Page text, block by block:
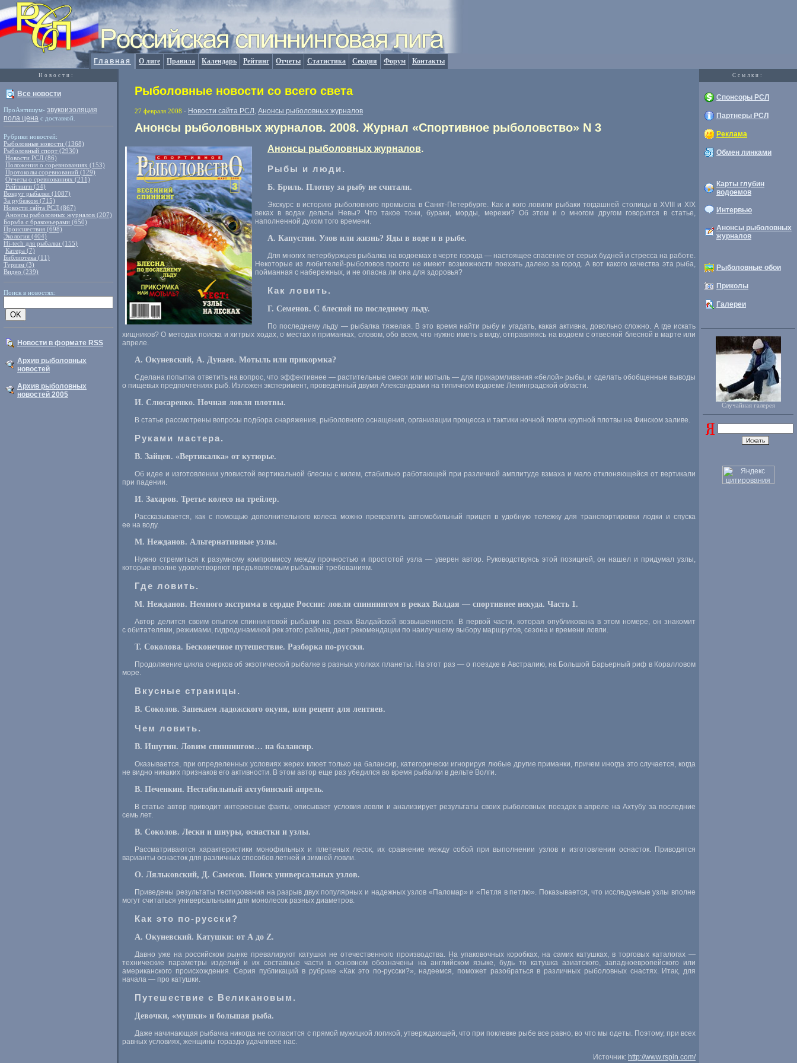
Главная О лиге Правила Календарь Рейтинг Отчеты Статистика Секция Форум Контакты
Новости: Cсылки:
Все новости
ПроАнтишум- звукоизоляция
пола цена с доставкой.
Рубрики новостей:
Рыболовные новости (1368)
Рыболовный спорт (2930)
Новости РСЛ (86)
Положения о соревнованиях (153)
Протоколы соревнований (129)
Отчеты о сревнованиях (211)
Рейтинги (54)
Вокруг рыбалки (1087)
За рубежом (715)
Новости сайта РСЛ (867)
Анонсы рыболовных журналов (207)
Борьба с браконьерами (650)
Происшествия (698)
Экология (404)
Hi-tech для рыбалки (155)
Катера (7)
Библиотека (11)
Туризм (3)
Видео (239)
Поиск в новостях:
Новости в формате RSS
Архив рыболовных
новостей
Архив рыболовных
новостей 2005
Рыболовные новости со всего света
27 февраля 2008 - Новости сайта РСЛ Анонсы рыболовных журналов
Анонсы рыболовных журналов. 2008. Журнал «Спортивное рыболовство» N 3
Анонсы рыболовных журналов.
Рыбы и люди.
Б. Бриль. Плотву за рыбу не считали.
Экскурс в историю рыболовного промысла в Санкт-Петербурге. Как и кого ловили рыбаки тогдашней столицы в XVIII и XIX
веках в водах дельты Невы? Что такое тони, бураки, морды, мережи? Об этом и о многом другом говорится в статье,
наполненной духом того времени.
А. Капустин. Улов или жизнь? Яды в воде и в рыбе.
Для многих петербуржцев рыбалка на водоемах в черте города — настоящее спасение от серых будней и стресса на работе.
Некоторые из любителей-рыболовов просто не имеют возможности поехать далеко за город. А вот какого качества эта рыба,
пойманная с набережных, и не опасна ли она для здоровья?
Как ловить.
Г. Семенов. С блесной по последнему льду.
По последнему льду — рыбалка тяжелая. В это время найти рыбу и угадать, какая активна, довольно сложно. А где искать
хищников? О методах поиска и хитрых ходах, о местах и приманках, словом, обо всем, что нужно иметь в виду, отправляясь на водоем с отвесной блесной в марте или
апреле.
А. Окуневский, А. Дунаев. Мотыль или прикормка?
Сделана попытка ответить на вопрос, что эффективнее — растительные смеси или мотыль — для прикармливания «белой» рыбы, и сделать обобщенные выводы
о пищевых предпочтениях рыб. Изложен эксперимент, проведенный двумя Александрами на типичном водоеме Ленинградской области.
И. Слюсаренко. Ночная ловля плотвы.
В статье рассмотрены вопросы подбора снаряжения, рыболовного оснащения, организации процесса и тактики ночной ловли крупной плотвы на Финском заливе.
Руками мастера.
В. Зайцев. «Вертикалка» от кутюрье.
Об идее и изготовлении уловистой вертикальной блесны с килем, стабильно работающей при различной амплитуде взмаха и мало отклоняющейся от вертикали
при падении.
И. Захаров. Третье колесо на трейлер.
Рассказывается, как с помощью дополнительного колеса можно превратить автомобильный прицеп в удобную тележку для транспортировки лодки и спуска
ее на воду.
М. Нежданов. Альтернативные узлы.
Нужно стремиться к разумному компромиссу между прочностью и простотой узла — уверен автор. Руководствуясь этой позицией, он нашел и придумал узлы,
которые вполне удовлетворяют предъявляемым рыбалкой требованиям.
Где ловить.
М. Нежданов. Немного экстрима в сердце России: ловля спиннингом в реках Валдая — спортивнее некуда. Часть 1.
Автор делится своим опытом спиннинговой рыбалки на реках Валдайской возвышенности. В первой части, которая опубликована в этом номере, он знакомит
с обитателями, режимами, гидродинамикой рек этого района, дает рекомендации по наилучшему выбору маршрутов, сезона и времени ловли.
Т. Соколова. Бесконечное путешествие. Разборка по-русски.
Продолжение цикла очерков об экзотической рыбалке в разных уголках планеты. На этот раз — о поездке в Австралию, на Большой Барьерный риф в Коралловом
море.
Вкусные страницы.
В. Соколов. Запекаем ладожского окуня, или рецепт для лентяев.
Чем ловить.
В. Ишутин. Ловим спиннингом… на балансир.
Оказывается, при определенных условиях жерех клюет только на балансир, категорически игнорируя любые другие приманки, причем иногда это случается, когда
не видно никаких признаков его активности. В этом автор еще раз убедился во время рыбалки в дельте Волги.
В. Печенкин. Нестабильный ахтубинский апрель.
В статье автор приводит интересные факты, описывает условия ловли и анализирует результаты своих рыболовных поездок в апреле на Ахтубу за последние
семь лет.
В. Соколов. Лески и шнуры, оснастки и узлы.
Рассматриваются характеристики монофильных и плетеных лесок, их сравнение между собой при выполнении узлов и изготовлении оснасток. Приводятся
варианты оснасток для различных способов летней и зимней ловли.
О. Ляльковский, Д. Самесов. Поиск универсальных узлов.
Приведены результаты тестирования на разрыв двух популярных и надежных узлов «Паломар» и «Петля в петлю». Показывается, что исследуемые узлы вполне
могут считаться универсальными для монолесок разных диаметров.
Как это по-русски?
А. Окуневский. Катушки: от A до Z.
Давно уже на российском рынке превалируют катушки не отечественного производства. На упаковочных коробках, на самих катушках, в торговых каталогах —
технические параметры изделий и их составные части в основном обозначены на английском языке, будь то катушка азиатского, западноевропейского или
американского происхождения. Серия публикаций в рубрике «Как это по-русски?», надеемся, поможет разобраться в различных рыболовных снастях. Итак, для
начала — про катушки.
Путешествие с Великановым.
Девочки, «мушки» и большая рыба.
Даже начинающая рыбачка никогда не согласится с прямой мужицкой логикой, утверждающей, что при поклевке рыбе все равно, во что мы одеты. Поэтому, при всех
равных условиях, женщины гораздо удачливее нас.
Источник: http://www.rspin.com/
Спонсоры РСЛ
Партнеры РСЛ
Реклама
Обмен линками
Карты глубин
водоемов
Интервью
Анонсы рыболовных
журналов
Рыболовные обои
Приколы
Галереи
Случайная галерея